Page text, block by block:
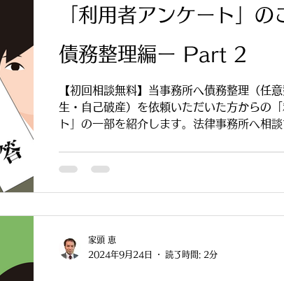
「利用者アンケート」の
債務整理編ー Part 2
【初回相談無料】当事務所へ債務整理（任
生・自己破産）を依頼いただいた方からの
ト」の一部を紹介します。法律事務所へ相談
家頭 恵
2024年9月24日
読了時間: 2分